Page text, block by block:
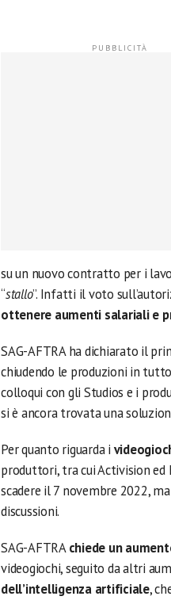
su un nuovo contratto per i
“stallo”. Infatti il voto
ottenere aumenti salariali e
SAG-AFTRA ha dichiarato il
chiudendo le produzioni in
colloqui con gli Studios e i
si è ancora trovata una
Per quanto riguarda i
produttori, tra cui Activision ed
scadere il 7 novembre 2022,
discussioni.
SAG-AFTRAchiede un
videogiochi, seguito da altri
dell’intelligenza artificiale,